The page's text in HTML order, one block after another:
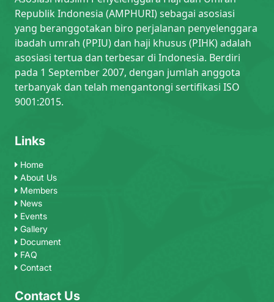
Republik Indonesia (AMPHURI) sebagai asosiasi
yang beranggotakan biro perjalanan penyelenggara
ibadah umrah (PPIU) dan haji khusus (PIHK) adalah
asosiasi tertua dan terbesar di Indonesia. Berdiri
pada 1 September 2007, dengan jumlah anggota
terbanyak dan telah mengantongi sertifikasi ISO
9001:2015.
Links
Home
About Us
Members
News
Events
Gallery
Document
FAQ
Contact
Contact Us